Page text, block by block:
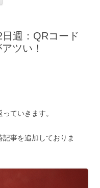
日週：QRコード
ツい！
ていきます。
記事を追加しておりま